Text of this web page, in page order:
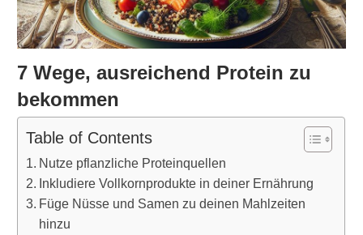
7 Wege, ausreichend Protein zu
bekommen
Table of Contents
Nutze pflanzliche Proteinquellen
Inkludiere Vollkornprodukte in deiner Ernährung
Füge Nüsse und Samen zu deinen Mahlzeiten
hinzu